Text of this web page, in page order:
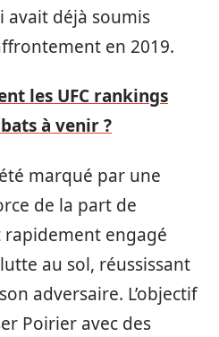
avait déjà soumis
en 2019.
les UFC rankings
à venir ?
marqué par une
de la part de
rapidement engagé
au sol, réussissant
adversaire. L’objectif
Poirier avec des